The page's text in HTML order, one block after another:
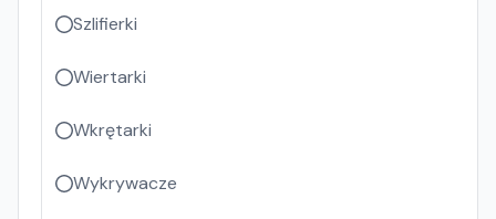
Szlifierki
Wiertarki
Wkrętarki
Wykrywacze